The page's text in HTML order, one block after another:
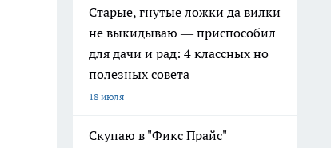
Старые, гнутые ложки да вилки
не выкидываю — приспособил
для дачи и рад: 4 классных но
полезных совета
18 июля
Скупаю в "Фикс Прайс"